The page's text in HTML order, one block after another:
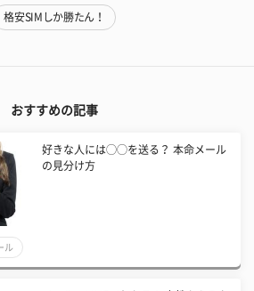
格安SIMしか勝たん！
おすすめの記事
好きな人には◯◯を送る？ 本命メール
の見分け方
ル